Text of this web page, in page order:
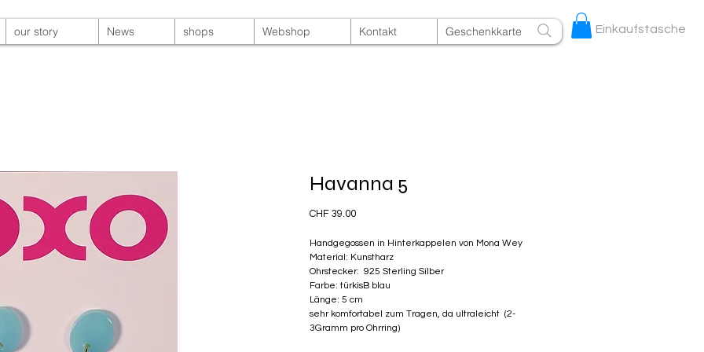
our story News shops Webshop Kontakt Geschenkkarte Einkaufstasche
Havanna 5
CHF 39.00Preis
Handgegossen in Hinterkappelen von Mona Wey
Material: Kunstharz
Ohrstecker: 925 Sterling Silber
Farbe: türkisB blau
Länge: 5 cm
sehr komfortabel zum Tragen, da ultraleicht (2-
3Gramm pro Ohrring)